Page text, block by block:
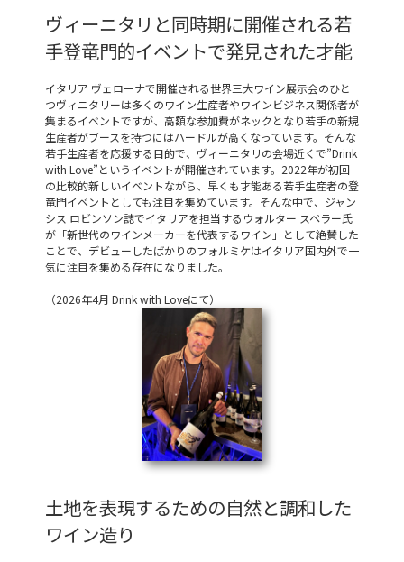
ヴィーニタリと同時期に開催される若
手登竜門的イベントで発見された才能
イタリア ヴェローナで開催される世界三大ワイン展示会のひと
つヴィニタリーは多くのワイン生産者やワインビジネス関係者が
集まるイベントですが、高額な参加費がネックとなり若手の新規
生産者がブースを持つにはハードルが高くなっています。そんな
若手生産者を応援する目的で、ヴィーニタリの会場近くで”Drink
with Love”というイベントが開催されています。2022年が初回
の比較的新しいイベントながら、早くも才能ある若手生産者の登
竜門イベントとしても注目を集めています。そんな中で、ジャン
シス ロビンソン誌でイタリアを担当するウォルター スペラー氏
が「新世代のワインメーカーを代表するワイン」として絶賛した
ことで、デビューしたばかりのフォルミケはイタリア国内外で一
気に注目を集める存在になりました。
（2026年4月 Drink with Loveにて）
土地を表現するための自然と調和した
ワイン造り